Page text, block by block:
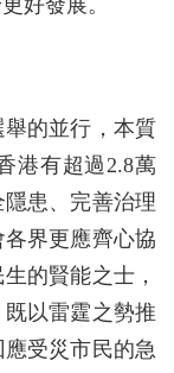
好發展。
的並行，本質
港有超過2.8萬
患、完善治理
界更應齊心協
的賢能之士，
以雷霆之勢推
受災市民的急